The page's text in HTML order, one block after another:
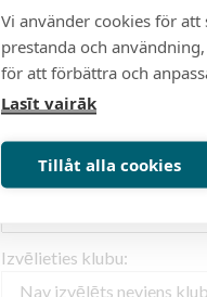
Vārds un uzvārds:
Izvēlieties klubu:
Vi använder cookies för
prestanda och
för att förbättra och
Lasīt vairāk
Tillåt alla cookies